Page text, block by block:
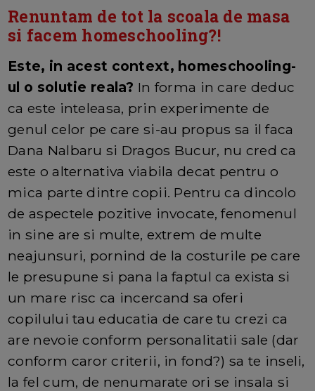
Renuntam de tot la scoala de masa
si facem homeschooling?!
Este, in acest context, homeschooling-
ul o solutie reala? In forma in care deduc
ca este inteleasa, prin experimente de
genul celor pe care si-au propus sa il faca
Dana Nalbaru si Dragos Bucur, nu cred ca
este o alternativa viabila decat pentru o
mica parte dintre copii. Pentru ca dincolo
de aspectele pozitive invocate, fenomenul
in sine are si multe, extrem de multe
neajunsuri, pornind de la costurile pe care
le presupune si pana la faptul ca exista si
un mare risc ca incercand sa oferi
copilului tau educatia de care tu crezi ca
are nevoie conform personalitatii sale (dar
conform caror criterii, in fond?) sa te inseli,
la fel cum, de nenumarate ori se insala si